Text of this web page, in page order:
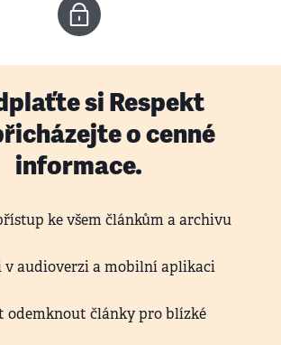
si Respekt
o cenné
informace.
ke všem článkům a archivu
v audioverzi a mobilní aplikaci
odemknout články pro blízké